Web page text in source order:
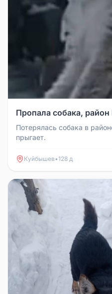
Пропала собака,
Потерялась собака в
прыгает.
Куйбышев•128 д